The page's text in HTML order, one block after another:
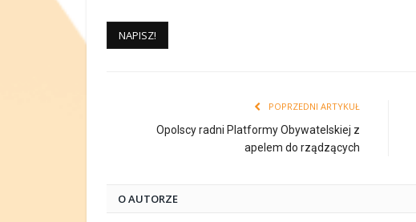
POPRZEDNI ARTYKUŁ
Opolscy radni Platformy Obywatelskiej z
apelem do rządzących
O AUTORZE